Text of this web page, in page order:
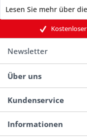
Lesen Sie mehr über
Newsletter
Über uns
Kundenservice
Informationen